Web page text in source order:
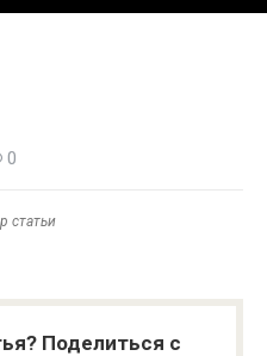
0
статьи
Поделиться с